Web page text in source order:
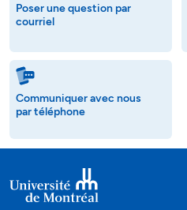
Poser une question par
courriel
Communiquer avec nous
par téléphone